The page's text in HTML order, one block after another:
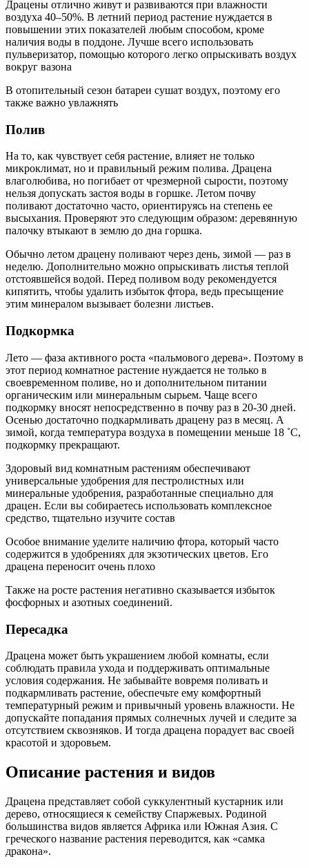
Драцены отлично живут и развиваются при влажности
воздуха 40–50%. В летний период растение нуждается в
повышении этих показателей любым способом, кроме
наличия воды в поддоне. Лучше всего использовать
пульверизатор, помощью которого легко опрыскивать воздух
вокруг вазона
В отопительный сезон батареи сушат воздух, поэтому его
также важно увлажнять
Полив
На то, как чувствует себя растение, влияет не только
микроклимат, но и правильный режим полива. Драцена
влаголюбива, но погибает от чрезмерной сырости, поэтому
нельзя допускать застоя воды в горшке. Летом почву
поливают достаточно часто, ориентируясь на степень ее
высыхания. Проверяют это следующим образом: деревянную
палочку втыкают в землю до дна горшка.
Обычно летом драцену поливают через день, зимой — раз в
неделю. Дополнительно можно опрыскивать листья теплой
отстоявшейся водой. Перед поливом воду рекомендуется
кипятить, чтобы удалить избыток фтора, ведь пресыщение
этим минералом вызывает болезни листьев.
Подкормка
Лето — фаза активного роста «пальмового дерева». Поэтому в
этот период комнатное растение нуждается не только в
своевременном поливе, но и дополнительном питании
органическим или минеральным сырьем. Чаще всего
подкормку вносят непосредственно в почву раз в 20-30 дней.
Осенью достаточно подкармливать драцену раз в месяц. А
зимой, когда температура воздуха в помещении меньше 18 ˚С,
подкормку прекращают.
Здоровый вид комнатным растениям обеспечивают
универсальные удобрения для пестролистных или
минеральные удобрения, разработанные специально для
драцен. Если вы собираетесь использовать комплексное
средство, тщательно изучите состав
Особое внимание уделите наличию фтора, который часто
содержится в удобрениях для экзотических цветов. Его
драцена переносит очень плохо
Также на росте растения негативно сказывается избыток
фосфорных и азотных соединений.
Пересадка
Драцена может быть украшением любой комнаты, если
соблюдать правила ухода и поддерживать оптимальные
условия содержания. Не забывайте вовремя поливать и
подкармливать растение, обеспечьте ему комфортный
температурный режим и привычный уровень влажности. Не
допускайте попадания прямых солнечных лучей и следите за
отсутствием сквозняков. И тогда драцена порадует вас своей
красотой и здоровьем.
Описание растения и видов
Драцена представляет собой суккулентный кустарник или
дерево, относящиеся к семейству Спаржевых. Родиной
большинства видов является Африка или Южная Азия. С
греческого название растения переводится, как «самка
дракона».